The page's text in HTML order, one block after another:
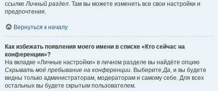
ссылкеЛичный раздел. Там вы можете изменить все свои настройки и
предпочтения.
Вернуться к началу
Как избежать появления моего имени в списке «Кто сейчас на
конференции»?
На вкладке «Личные настройки» в личном разделе вы найдёте опцию
Скрывать моё пребывание на конференции. ВыберитеДа, и вы будете
видны только администраторам, модераторам и самому себе. Для всех
остальных вы будете скрытым пользователем.